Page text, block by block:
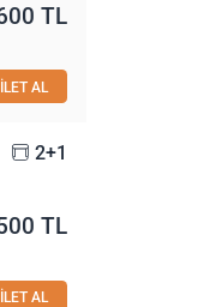
TL
AL
2+1
TL
AL